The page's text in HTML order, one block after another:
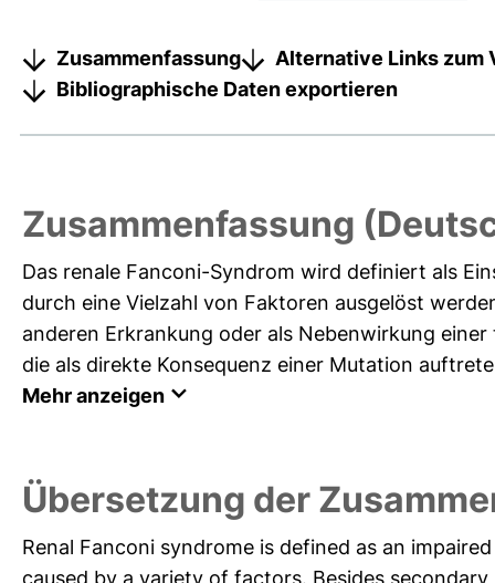
Zusammenfassung
Alternative Links zum
Bibliographische Daten exportieren
Zusammenfassung
Das renale Fanconi-Syndrom wird definiert als
durch eine Vielzahl von Faktoren ausgelöst
anderen Erkrankung oder als Nebenwirkung
die als direkte Konsequenz einer Mutation
Mehr anzeigen
Übersetzung der
Renal Fanconi syndrome is defined as an
caused by a variety of factors. Besides